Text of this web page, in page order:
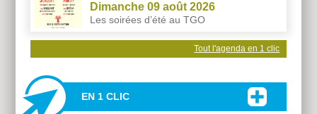
Dimanche 09 août 2026
Les soirées d’été au TGO
Tout l'agenda en 1 clic
EN 1 CLIC